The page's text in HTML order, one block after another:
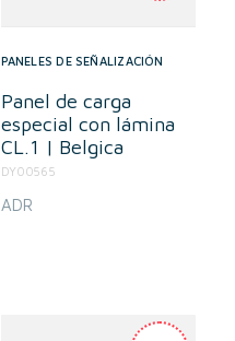
PANELES DE SEÑALIZACIÓN
Panel de carga
especial con lámina
CL.1 | Belgica
DY00565
ADR